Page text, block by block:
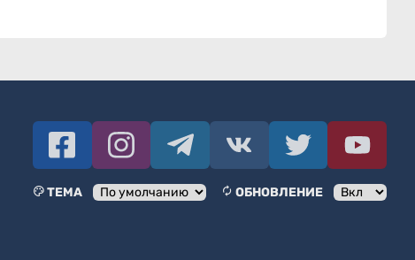
ТЕМА ОБНОВЛЕНИЕ